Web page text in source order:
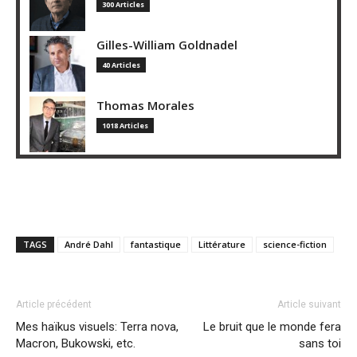
300 Articles
Gilles-William Goldnadel
40 Articles
Thomas Morales
1018 Articles
TAGS André Dahl fantastique Littérature science-fiction
Article précédent
Mes haïkus visuels: Terra nova,
Macron, Bukowski, etc.
Article suivant
Le bruit que le monde fera
sans toi